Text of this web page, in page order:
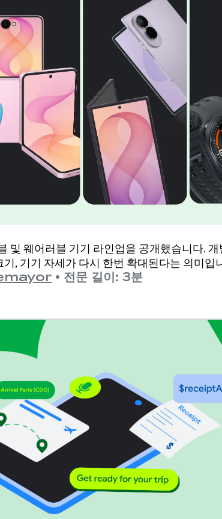
시 기기에 맞게
및 웨어러블 기기 라인업을 공개했습니다.
, 기기 자세가 다시 한번 확대된다는 의미입
• 전문 길이: 3분